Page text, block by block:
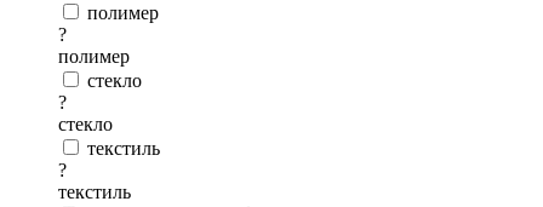
полимер
?
полимер
стекло
?
стекло
текстиль
?
текстиль